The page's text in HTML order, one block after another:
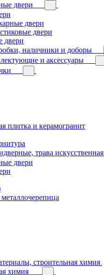
двери
двери
двери
двери
наличники и доборы
и аксессуары
плитка и керамогранит
трава искусственная
двери
строительная химия
химия